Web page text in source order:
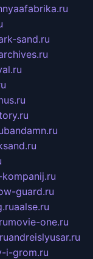
sand.ru
bandamn.ru
guard.ru
aalse.ru
movie-one.ru
andreislyusar.ru
i-grom.ru